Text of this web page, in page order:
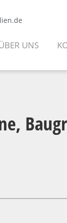
UNS